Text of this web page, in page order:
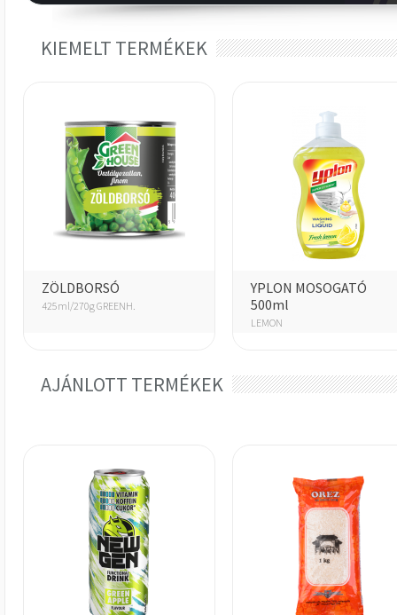
KIEMELT TERMÉKEK
ZÖLDBORSÓ
425ml/270g GREENH.
YPLON MOSOGATÓ
500ml
LEMON
AJÁNLOTT TERMÉKEK